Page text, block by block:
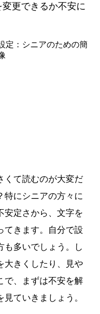
更できるか不安に
くて読むのが大変だ
特にシニアの方々に
安定さから、文字を
てきます。自分で設
も多いでしょう。し
大きくしたり、見や
で、まずは不安を解
ていきましょう。